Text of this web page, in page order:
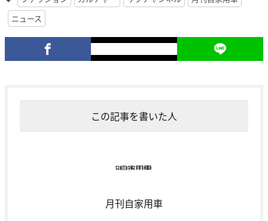
ニュース
この記事を書いた人
月刊自家用車